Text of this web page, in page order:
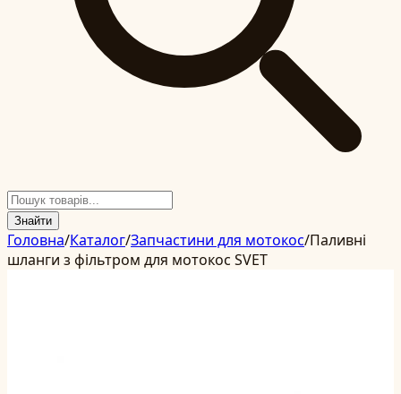
Знайти
Головна/Каталог/Запчастини для мотокос/Паливні
шланги з фільтром для мотокос SVET